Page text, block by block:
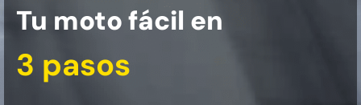
Tu moto fácil en
3 pasos